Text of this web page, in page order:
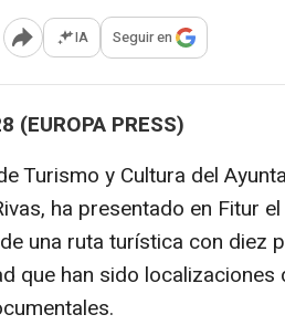
Abrir opciones para compartir
IA Seguir en
(EUROPA PRESS)
Turismo y Cultura del
ha presentado en Fitur
una ruta turística con diez
que han sido localizaciones